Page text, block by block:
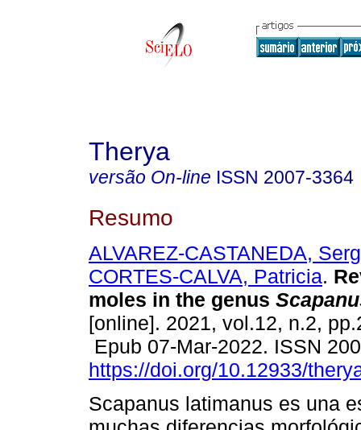
Therya
versão On-line ISSN 2007-3364
Resumo
ALVAREZ-CASTANEDA,
CORTES-CALVA, Patricia.
moles in the genus
[online]. 2021, vol.12, n.2,
Epub 07-Mar-2022. ISSN
https://doi.org/10.12933/
Scapanus latimanus es una